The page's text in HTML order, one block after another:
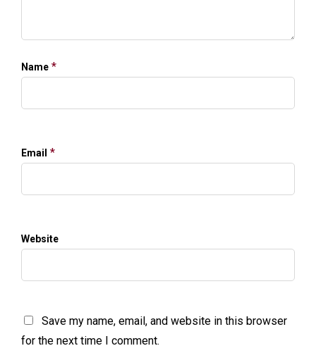
Name *
Email *
Website
Save my name, email, and website in this browser
for the next time I comment.